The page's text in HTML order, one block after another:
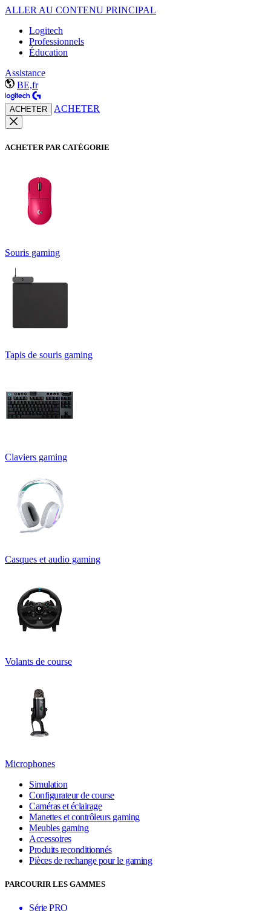
ALLER AU CONTENU PRINCIPAL
Logitech
Professionnels
Éducation
Assistance
BE,fr
ACHETER ACHETER
ACHETER PAR CATÉGORIE
Souris gaming
Tapis de souris gaming
Claviers gaming
Casques et audio gaming
Volants de course
Microphones
Simulation
Configurateur de course
Caméras et éclairage
Manettes et contrôleurs gaming
Meubles gaming
Accessoires
Produits reconditionnés
Pièces de rechange pour le gaming
PARCOURIR LES GAMMES
Série PRO